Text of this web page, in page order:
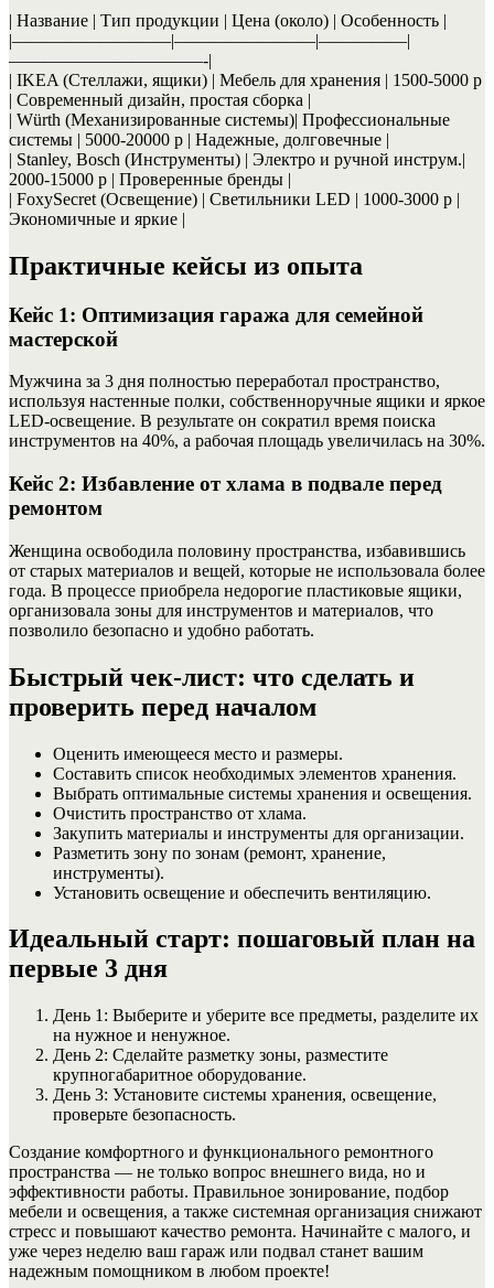
| Название | Тип продукции | Цена (около) | Особенность |
|—————————|————————|—————|
———————————-|
| IKEA (Стеллажи, ящики) | Мебель для хранения | 1500-5000 р
| Современный дизайн, простая сборка |
| Würth (Механизированные системы)| Профессиональные
системы | 5000-20000 р | Надежные, долговечные |
| Stanley, Bosch (Инструменты) | Электро и ручной инструм.|
2000-15000 р | Проверенные бренды |
| FoxySecret (Освещение) | Светильники LED | 1000-3000 р |
Экономичные и яркие |
Практичные кейсы из опыта
Кейс 1: Оптимизация гаража для семейной
мастерской
Мужчина за 3 дня полностью переработал пространство,
используя настенные полки, собственноручные ящики и яркое
LED-освещение. В результате он сократил время поиска
инструментов на 40%, а рабочая площадь увеличилась на 30%.
Кейс 2: Избавление от хлама в подвале перед
ремонтом
Женщина освободила половину пространства, избавившись
от старых материалов и вещей, которые не использовала более
года. В процессе приобрела недорогие пластиковые ящики,
организовала зоны для инструментов и материалов, что
позволило безопасно и удобно работать.
Быстрый чек-лист: что сделать и
проверить перед началом
Оценить имеющееся место и размеры.
Составить список необходимых элементов хранения.
Выбрать оптимальные системы хранения и освещения.
Очистить пространство от хлама.
Закупить материалы и инструменты для организации.
Разметить зону по зонам (ремонт, хранение,
инструменты).
Установить освещение и обеспечить вентиляцию.
Идеальный старт: пошаговый план на
первые 3 дня
День 1: Выберите и уберите все предметы, разделите их
на нужное и ненужное.
День 2: Сделайте разметку зоны, разместите
крупногабаритное оборудование.
День 3: Установите системы хранения, освещение,
проверьте безопасность.
Создание комфортного и функционального ремонтного
пространства — не только вопрос внешнего вида, но и
эффективности работы. Правильное зонирование, подбор
мебели и освещения, а также системная организация снижают
стресс и повышают качество ремонта. Начинайте с малого, и
уже через неделю ваш гараж или подвал станет вашим
надежным помощником в любом проекте!